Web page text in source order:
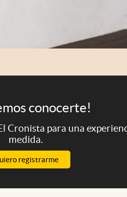
conocerte!
Cronista para una
medida.
registrarme